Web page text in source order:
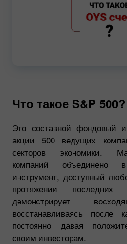
Что такое S&P 500?
Это составной фондовый
акции 500 ведущих
секторов экономики.
компаний объединено
инструмент, доступный
протяжении
демонстрирует
восстанавливаясь после
постоянно давая
своим инвесторам.